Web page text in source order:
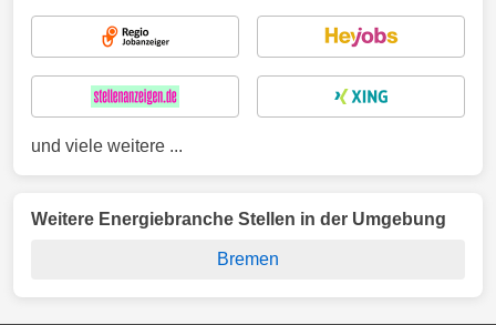
und viele weitere ...
Weitere Energiebranche Stellen in der Umgebung
Bremen